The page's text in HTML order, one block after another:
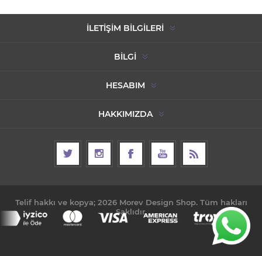
İLETIŞIM BILGILERI
BILGI
HESABIM
HAKKIMIZDA
Telif hakkı ve kopya; 2026 Morev Design Shop. Tüm hakları
Saklıdır.